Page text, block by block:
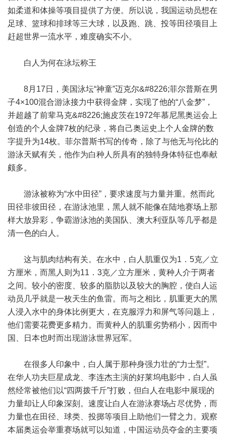
如柔道和体操等项目提供了方便。所以说，我国运动员想在
足球、篮球和排球等三大球，以及跑、跳、投等田径项目上
赶超世界一流水平，难度确实不小。
白人为何在泳坛称王
8月17日，美国泳坛“神童”迈克尔&#8226;菲尔普斯在男
子4×100混合游泳接力中获得金牌，实现了他的“八金梦”，
并超越了前辈马克&#8226;施皮茨在1972年慕尼黑奥运会上
创造的个人金牌7枚的纪录，将自己奥运史上个人金牌的数
字提升为14枚。菲尔普斯书写的传奇，除了与他无与伦比的
游泳天赋有关，他作为白种人所具有的独特身体特征也奉献
颇多。
游泳被称为“水中田径”，要求速度与力量并重。然而此
田径非彼田径，在游泳池里，黑人就不能像在陆地赛场上那
样大放异彩，争霸游泳池的美国队、澳大利亚队等几乎都是
清一色的白人。
这与肌肉结构有关。在水中，白人肌重仅为1．5克／立
方厘米，而黑人则为11．3克／立方厘米，黄种人介于两者
之间。较小的密度、较多的脂肪以及较大的胸腔，使白人运
动员几乎就是一枚天生的鱼雷。而与之相比，肌重更大的黑
人浸入水中的身体比例更大，在克服浮力和屏气等问题上，
他们需要花费更多精力。而黄种人的肌重劣势稍小，因而中
国、日本也时而出现游泳世界冠军。
在很多人印象中，白人属于那种身强力壮的“力士型”。
在华人功夫巨星成龙、李连杰主演的好莱坞电影中，白人虽
然经常被他们以“四两拨千斤”打败，但白人在电影中展现的
力量却让人印象深刻。速度让白人在游泳赛场占尽优势，而
力量也在田径、球类、投掷等项目上助他们一臂之力。观察
本届奥运会举重赛场就可以知道，中国运动员夺金的主要项